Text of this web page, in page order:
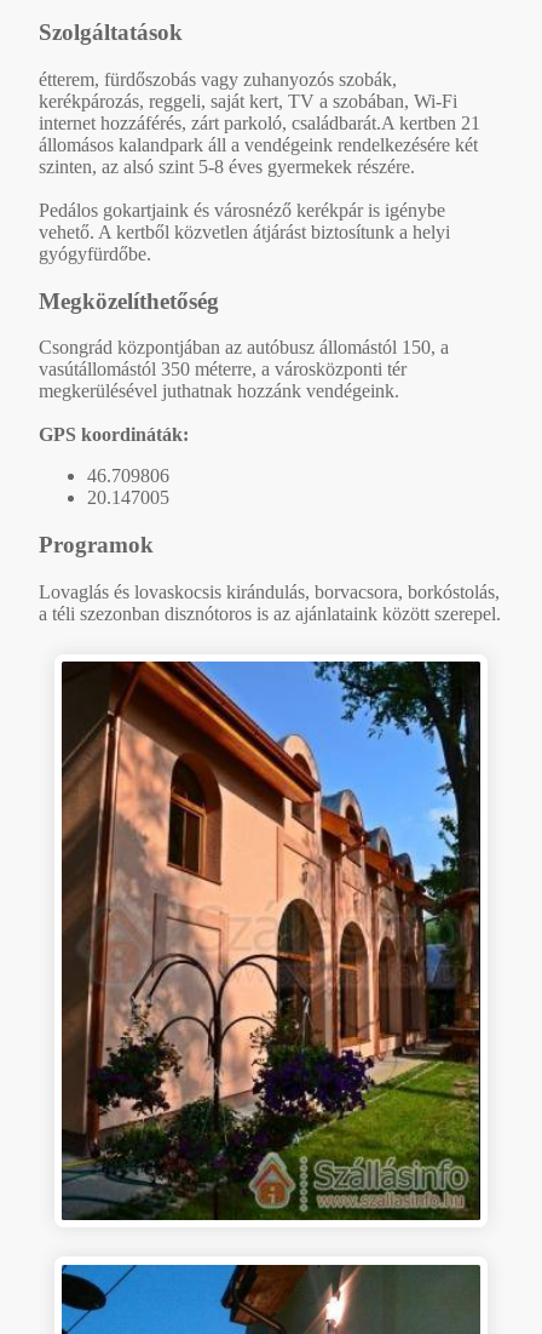
Szolgáltatások
étterem, fürdőszobás vagy zuhanyozós szobák,
kerékpározás, reggeli, saját kert, TV a szobában, Wi-Fi
internet hozzáférés, zárt parkoló, családbarát.A kertben 21
állomásos kalandpark áll a vendégeink rendelkezésére két
szinten, az alsó szint 5-8 éves gyermekek részére.
Pedálos gokartjaink és városnéző kerékpár is igénybe
vehető. A kertből közvetlen átjárást biztosítunk a helyi
gyógyfürdőbe.
Megközelíthetőség
Csongrád központjában az autóbusz állomástól 150, a
vasútállomástól 350 méterre, a városközponti tér
megkerülésével juthatnak hozzánk vendégeink.
GPS koordináták:
46.709806
20.147005
Programok
Lovaglás és lovaskocsis kirándulás, borvacsora, borkóstolás,
a téli szezonban disznótoros is az ajánlataink között szerepel.